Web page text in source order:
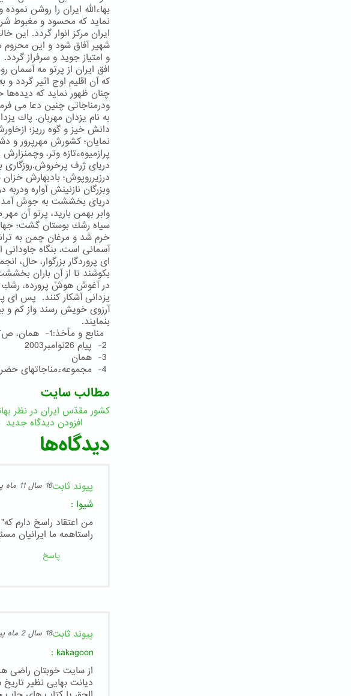
بهاءالله ایران را روشن
نماید که محسود و مغبوط
ایران مركز انوار گردد.
شهیر آفاق شود و این محروم
و امتیاز جوید و سرفراز گردد.
افق ایران از پرتو مه آسمان
كه آن اقلیم اوج اثیر گردد و
چنان ظهور نماید كه دیده‌ها
ودرمناجاتی چنین دعا می
به نام یزدان مهربان. پاك
دانش خیز و گوه رریز؛
نمایان؛ كشورش مهرپرور و
پرازمیوهءتازه وتر،
دریای ژرف
درزیرروپوش؛ بادبهارش
وبزرگان نازنینش آواره
دریای بخششت به جوش آمد و
وابر بهمن بارید، پرتو آن
سیاه رشك بوستان گشت؛
خرم شد و مرغان چمن به
آسمانی است، بنگاه جاودانی
ای پروردگار بزرگوار،
بكوشند تا از آن باران
در آغوش هوشْ پرورده، رشكِ
یزدانی آشكار كنند. پس ای
آرزوی خویش رسند واز كم و
بنمایند.
منابع و مأخذ:1- همان، ص117
مطالب سایت
کشور مقدّس ایران در نظر
افزودن دیدگاه جدید
دیدگاه‌ها
پیوند ثابت16 سال 11 ماه پیش
شیوا :
من اعتقاد راسخ دارم
راستاهمه ما ایرانیان
پاسخ
پیوند ثابت18 سال 2 ماه پیش
kakagoon
:
از سایت خوبتان راضی
دیانت بهایی نظیر